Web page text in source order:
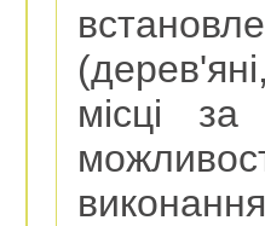
місці